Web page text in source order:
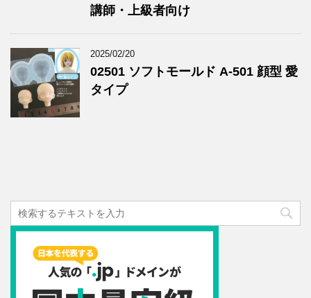
講師・上級者向け
2025/02/20
02501 ソフトモールド A-501 顔型 愛
タイプ